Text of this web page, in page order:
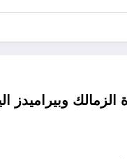
الزمالك وبيراميدز